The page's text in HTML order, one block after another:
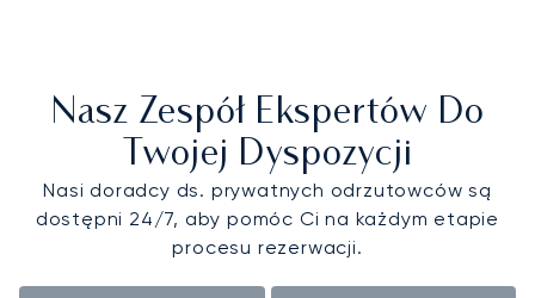
Nasz Zespół Ekspertów Do
Twojej Dyspozycji
Nasi doradcy ds. prywatnych odrzutowców są
dostępni 24/7, aby pomóc Ci na każdym etapie
procesu rezerwacji.